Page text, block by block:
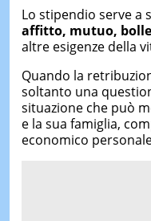
Lo stipendio serve a
affitto, mutuo,
altre esigenze della
Quando la
soltanto una
situazione che può
e la sua famiglia,
economico